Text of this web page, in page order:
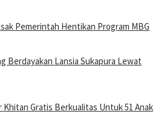
Pemerintah Hentikan Program MBG
Berdayakan Lansia Sukapura Lewat
Khitan Gratis Berkualitas Untuk 51 Anak